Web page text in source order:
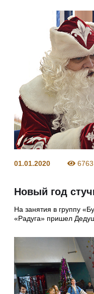
01.01.2020 6763
Новый год
На занятия в группу
«Радуга» пришел